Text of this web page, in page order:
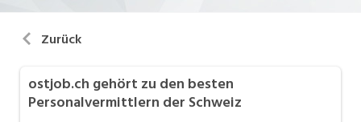
Bewerbung
Zurück
ostjob.ch gehört zu den besten
Personalvermittlern der Schweiz